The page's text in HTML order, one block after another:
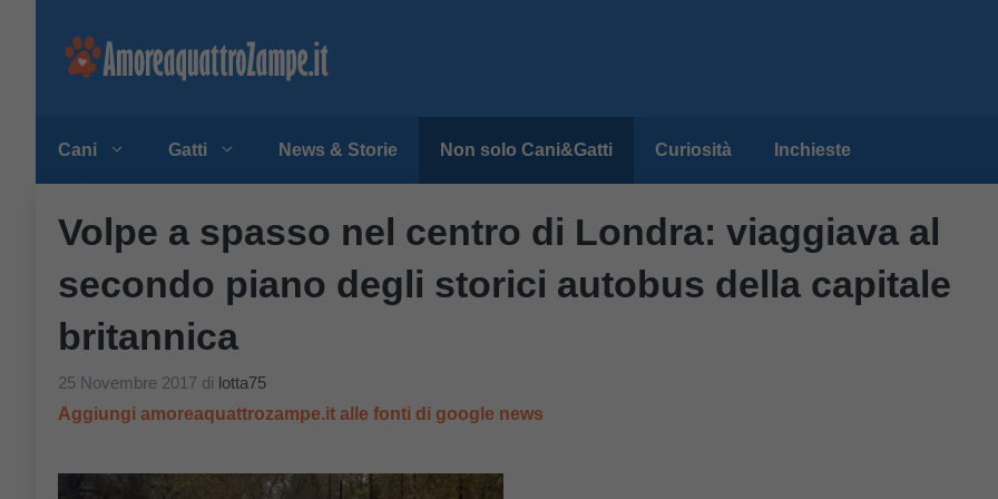
Cani Gatti News & Storie Non solo Cani&Gatti Curiosità Inchieste
Volpe a spasso nel centro di Londra: viaggiava al
secondo piano degli storici autobus della capitale
britannica
25 Novembre 2017 di lotta75
Aggiungi amoreaquattrozampe.it alle fonti di google news